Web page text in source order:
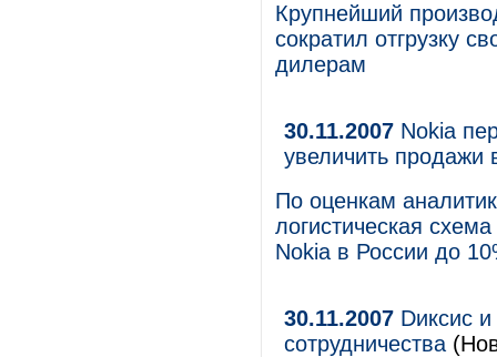
Крупнейший
сократил отгрузку
дилерам
30.11.2007 Nokia
увеличить продажи
По оценкам
логистическая
Nokia в России до
30.11.2007 Dиксис
сотрудничества